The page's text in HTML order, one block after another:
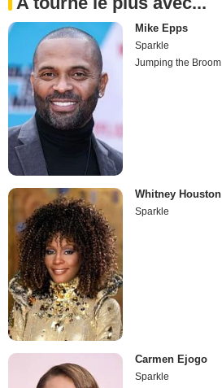
Mike Epps
Sparkle
Jumping the Broom
Whitney Houston
Sparkle
Carmen Ejogo
Sparkle